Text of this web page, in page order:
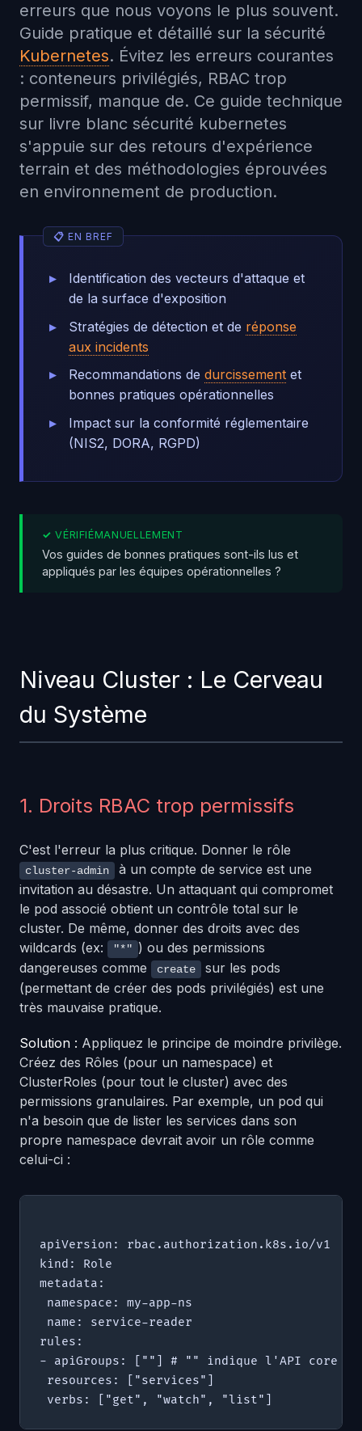
erreurs que nous voyons le plus souvent.
Guide pratique et détaillé sur la sécurité
Kubernetes. Évitez les erreurs courantes
: conteneurs privilégiés, RBAC trop
permissif, manque de. Ce guide technique
sur livre blanc sécurité kubernetes
s'appuie sur des retours d'expérience
terrain et des méthodologies éprouvées
en environnement de production.
Identification des vecteurs d'attaque et
de la surface d'exposition
Stratégies de détection et de réponse
aux incidents
Recommandations de durcissement et
bonnes pratiques opérationnelles
Impact sur la conformité réglementaire
(NIS2, DORA, RGPD)
Vos guides de bonnes pratiques sont-ils lus et
appliqués par les équipes opérationnelles ?
Niveau Cluster : Le Cerveau
du Système
1. Droits RBAC trop permissifs
C'est l'erreur la plus critique. Donner le rôle
cluster-admin
à un compte de service est une
invitation au désastre. Un attaquant qui compromet
le pod associé obtient un contrôle total sur le
cluster. De même, donner des droits avec des
wildcards (ex:
"*" ) ou des permissions
dangereuses comme
create
sur les pods
(permettant de créer des pods privilégiés) est une
très mauvaise pratique.
Solution : Appliquez le principe de moindre privilège.
Créez des Rôles (pour un namespace) et
ClusterRoles (pour tout le cluster) avec des
permissions granulaires. Par exemple, un pod qui
n'a besoin que de lister les services dans son
propre namespace devrait avoir un rôle comme
celui-ci :
apiVersion: rbac.authorization.k8s.io/v1
kind: Role
metadata:
namespace: my-app-ns
name: service-reader
rules:
- apiGroups: [""] # "" indique l'API core
resources: ["services"]